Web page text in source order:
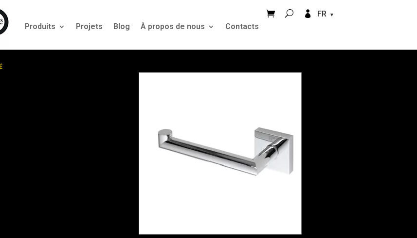
Produits Projets Blog À propos de nous Contacts
  FR